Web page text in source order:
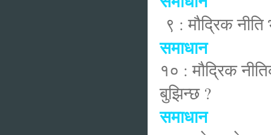
९ : मौद्रिक
समाधान
१० : मौद्रिक
बुझिन्छ ?
समाधान